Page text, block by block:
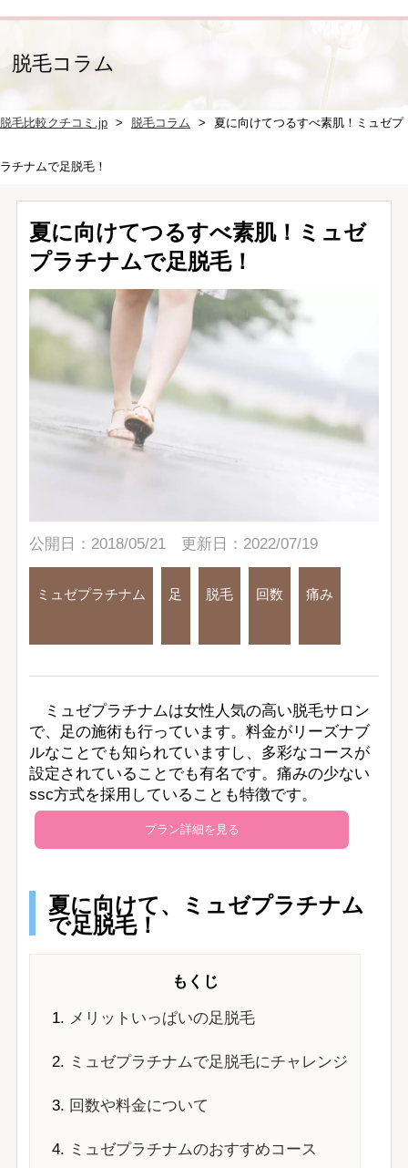
脱毛コラム
脱毛比較クチコミ.jp 脱毛コラム 夏に向けてつるすべ素肌！ミュゼプ
ラチナムで足脱毛！
夏に向けてつるすべ素肌！ミュゼ
プラチナムで足脱毛！
公開日：2018/05/21 更新日：2022/07/19
ミュゼプラチナム 足 脱毛 回数 痛み
ミュゼプラチナムは女性人気の高い脱毛サロン
で、足の施術も行っています。料金がリーズナブ
ルなことでも知られていますし、多彩なコースが
設定されていることでも有名です。痛みの少ない
ssc方式を採用していることも特徴です。
プラン詳細を見る
夏に向けて、ミュゼプラチナム
で足脱毛！
もくじ
メリットいっぱいの足脱毛
ミュゼプラチナムで足脱毛にチャレンジ
回数や料金について
ミュゼプラチナムのおすすめコース